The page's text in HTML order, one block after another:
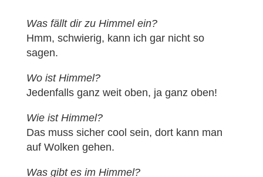
Was fällt dir zu Himmel ein?
Hmm, schwierig, kann ich gar nicht so
sagen.
Wo ist Himmel?
Jedenfalls ganz weit oben, ja ganz oben!
Wie ist Himmel?
Das muss sicher cool sein, dort kann man
auf Wolken gehen.
Was gibt es im Himmel?